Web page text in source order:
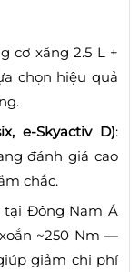
cơ xăng 2.5 L +
chọn hiệu quả
e-Skyactiv D):
đánh giá cao
chắc.
tại Đông Nam Á
~250 Nm —
giảm chi phí